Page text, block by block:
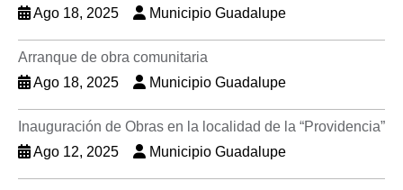
Ago 18, 2025
Municipio Guadalupe
Arranque de obra comunitaria
Ago 18, 2025
Municipio Guadalupe
Inauguración de Obras en la localidad de la “Providencia”
Ago 12, 2025
Municipio Guadalupe